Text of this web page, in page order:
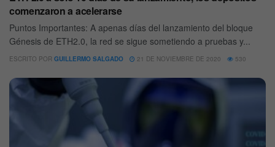
comenzaron a acelerarse
Puntos Importantes: A apenas días del lanzamiento del bloque
Génesis de ETH2.0, la red se sigue sometiendo a pruebas y...
ESCRITO POR GUILLERMO SALGADO 21 DE NOVIEMBRE DE 2020 530